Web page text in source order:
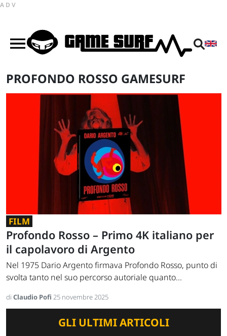
ADV
PROFONDO ROSSO GAMESURF
FILM
Profondo Rosso – Primo 4K italiano per
il capolavoro di Argento
Nel 1975 Dario Argento firmava Profondo Rosso, punto di
svolta tanto nel suo percorso autoriale quanto...
di Claudio Pofi 25 novembre 2025
GLI ULTIMI ARTICOLI